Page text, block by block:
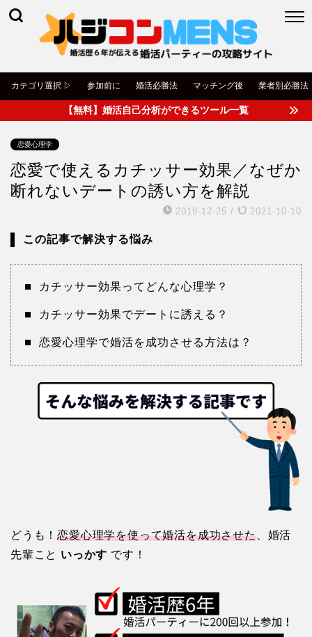
カテゴリ選択 ▷ 参加前に 婚活必勝法 マッチング後 業者別必勝法
【無料】婚活自己分析ができるツール一覧
恋愛心理学
恋愛で使えるカチッサー効果／なぜか
断れないデートの誘い方を解説
2019-12-25 / 2021-10-10
この記事で解決する悩み
カチッサー効果ってどんな心理学？
カチッサー効果でデートに誘える？
恋愛心理学で婚活を成功させる方法は？
どうも！恋愛心理学を使って婚活を成功させた、婚活
先輩こと いっかす です！